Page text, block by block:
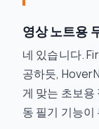
영상 노트용
네 있습니다.
공하듯,
게 맞는 초보
동 필기 기능